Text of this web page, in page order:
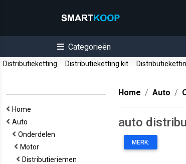
Categorieën
Distributieketting Distributieketting kit
Home
Auto
Onderdelen
Motor
Distributieriemen
Home Auto
auto
MERK: